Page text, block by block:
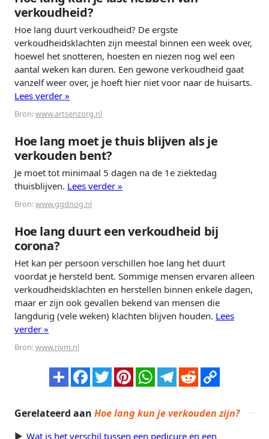
verkoudheid?
Hoe lang duurt verkoudheid? De ergste
verkoudheidsklachten zijn meestal binnen een week over,
hoewel het snotteren, hoesten en niezen nog wel een
aantal weken kan duren. Een gewone verkoudheid gaat
vanzelf weer over, je hoeft hier niet voor naar de huisarts.
Lees verder »
Bron:www.artsenzorg.nl
Hoe lang moet je thuis blijven als je
verkouden bent?
Je moet tot minimaal 5 dagen na de 1e ziektedag
thuisblijven. Lees verder »
Bron:www.ggdnog.nl
Hoe lang duurt een verkoudheid bij
corona?
Het kan per persoon verschillen hoe lang het duurt
voordat je hersteld bent. Sommige mensen ervaren alleen
verkoudheidsklachten en herstellen binnen enkele dagen,
maar er zijn ook gevallen bekend van mensen die
langdurig (vele weken) klachten blijven houden. Lees
verder »
Bron:www.rivm.nl
Gerelateerd aan Hoe lang kun je verkouden zijn?
Wat is het verschil tussen een pedicure en een